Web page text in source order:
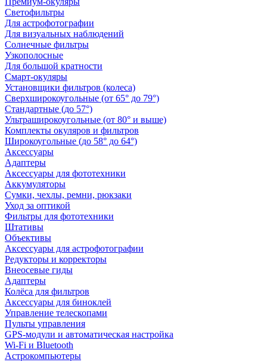
Светофильтры
Для астрофотографии
Для визуальных наблюдений
Солнечные фильтры
Узкополосные
Для большой кратности
Смарт-окуляры
Установщики фильтров (колеса)
Сверхширокоугольные (от 65° до 79°)
Стандартные (до 57°)
Ультраширокоугольные (от 80° и выше)
Комплекты окуляров и фильтров
Широкоугольные (до 58° до 64°)
Аксессуары
Адаптеры
Аксессуары для фототехники
Аккумуляторы
Сумки, чехлы, ремни, рюкзаки
Уход за оптикой
Фильтры для фототехники
Штативы
Объективы
Аксессуары для астрофотографии
Редукторы и корректоры
Внеосевые гиды
Адаптеры
Колёса для фильтров
Аксессуары для биноклей
Управление телескопами
Пульты управления
GPS-модули и автоматическая настройка
Wi-Fi и Bluetooth
Астрокомпьютеры